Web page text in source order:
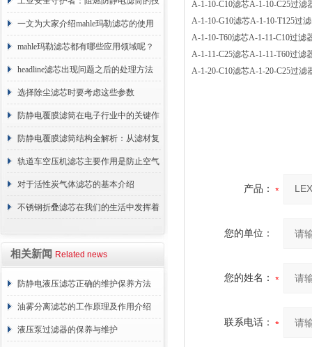
术原理与应用解析
一文为大家介绍mahle玛勒滤芯的使用
原理
mahle玛勒滤芯都有哪些应用领域呢？
headline滤芯出现问题之后的处理方法
分享
选择除尘滤芯时要考虑这些参数
防静电覆膜滤筒在电子行业中的关键作
用
防静电覆膜滤筒结构全解析：从滤材复
合到整体成型
轨道车空压机滤芯主要作用是防止空气
中的杂质和油脂浓度升高
对于活性炭气体滤芯的基本介绍
不锈钢折叠滤芯在我们的生活中发挥着
相关新闻 Related news
防静电液压滤芯正确的维护保养方法
油雾分离滤芯的工作原理及作用介绍
液压泵过滤器的保养与维护
A-1-10-C10滤芯A-1-10-C25过滤
A-1-10-G10滤芯A-1-10-T125过
A-1-10-T60滤芯A-1-11-C10过滤
A-1-11-C25滤芯A-1-11-T60过滤
A-1-20-C10滤芯A-1-20-C25过滤
产品：
您的单位：
您的姓名：
联系电话：